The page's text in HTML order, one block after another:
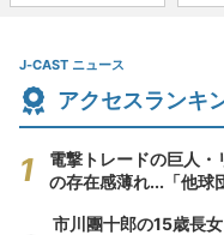
J-CAST ニュース
アクセスランキ
電撃トレードの巨人・
の存在感薄れ...「他球
市川團十郎の15歳長